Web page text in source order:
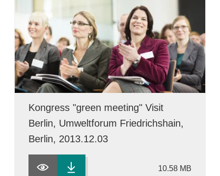
Kongress "green meeting" Visit
Berlin, Umweltforum Friedrichshain,
Berlin, 2013.12.03
10.58 MB